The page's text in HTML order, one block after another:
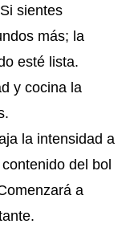
sientes
más; la
esté lista.
y cocina la
la intensidad a
del bol
a